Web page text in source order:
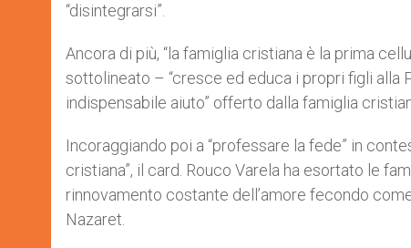
“disintegrarsi”.
Ancora di più, “la famiglia cristiana è la prima
sottolineato – “cresce ed educa i propri figli alla
indispensabile aiuto” offerto dalla famiglia
Incoraggiando poi a “professare la fede” in
cristiana”, il card. Rouco Varela ha esortato le
rinnovamento costante dell’amore fecondo
Nazaret.